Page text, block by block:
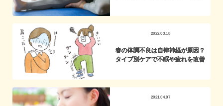
2022.03.18
春の体調不良は自律神経が原因？
タイプ別ケアで不眠や疲れを改善
2021.04.07